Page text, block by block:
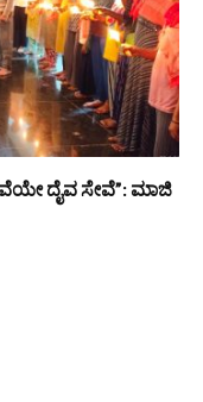
ದೈವ ಸೇವೆ”: ಮಾಜಿ